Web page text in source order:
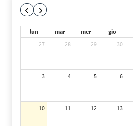
lun mar mer gio
27
28 29 30
3 4 5 6
10 11 12 13